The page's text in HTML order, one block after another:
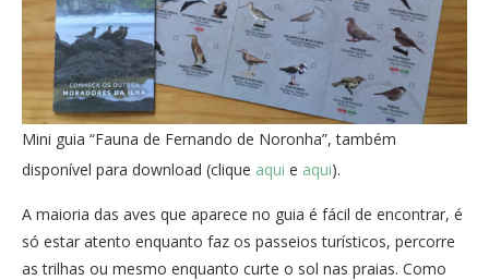
Mini guia “Fauna de Fernando de Noronha”, também
disponível para download (clique aqui e aqui).
A maioria das aves que aparece no guia é fácil de encontrar, é
só estar atento enquanto faz os passeios turísticos, percorre
as trilhas ou mesmo enquanto curte o sol nas praias. Como